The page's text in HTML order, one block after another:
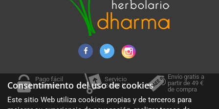
Pago fácil
y seguro
Servicio
24-48 h.
Envío gratis a
partir de 49 €
de compra
Consentimiento del uso de cookies
Este sitio Web utiliza cookies propias y de terceros para